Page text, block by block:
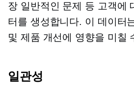
장 일반적인 문제 등 고객에
터를 생성합니다. 이 데이터
및 제품 개선에 영향을 미칠
일관성